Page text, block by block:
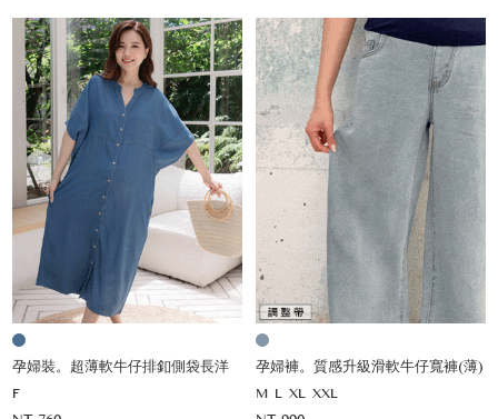
孕婦裝。超薄軟牛仔排釦側袋長洋
F
孕婦褲。質感升級滑軟牛仔寬褲(薄)
M L XL XXL